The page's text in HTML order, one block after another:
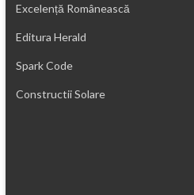
Excelență Românească
Editura Herald
Spark Code
Constructii Solare